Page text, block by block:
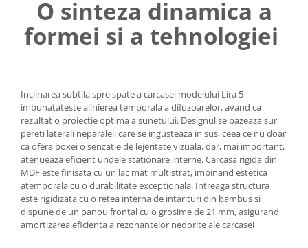
O sinteza dinamica a
formei si a tehnologiei
Inclinarea subtila spre spate a carcasei modelului Lira 5
imbunatateste alinierea temporala a difuzoarelor, avand ca
rezultat o proiectie optima a sunetului. Designul se bazeaza sur
pereti laterali neparaleli care se ingusteaza in sus, ceea ce nu doar
ca ofera boxei o senzatie de lejeritate vizuala, dar, mai important,
atenueaza eficient undele stationare interne. Carcasa rigida din
MDF este finisata cu un lac mat multistrat, imbinand estetica
atemporala cu o durabilitate exceptionala. Intreaga structura
este rigidizata cu o retea interna de intarituri din bambus si
dispune de un panou frontal cu o grosime de 21 mm, asigurand
amortizarea eficienta a rezonantelor nedorite ale carcasei